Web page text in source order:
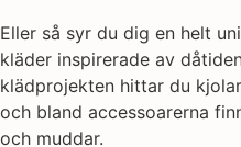
Eller så syr du dig en helt
kläder inspirerade av
klädprojekten hittar du
och bland accessoarerna
och muddar.